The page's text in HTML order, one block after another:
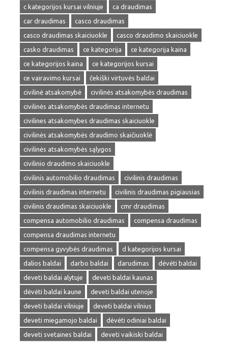
c kategorijos kursai vilniuje
ca draudimas
car draudimas
casco draudimas
casco draudimas skaiciuokle
casco draudimo skaiciuokle
casko draudimas
ce kategorija
ce kategorija kaina
ce kategorijos kaina
ce kategorijos kursai
ce vairavimo kursai
čekiški virtuvės baldai
civilinė atsakomybė
civilinės atsakomybės draudimas
civilinės atsakomybės draudimas internetu
civilines atsakomybes draudimas skaiciuokle
civilinės atsakomybės draudimo skaičiuoklė
civilinės atsakomybės sąlygos
civilinio draudimo skaiciuokle
civilinis automobilio draudimas
civilinis draudimas
civilinis draudimas internetu
civilinis draudimas pigiausias
civilinis draudimas skaiciuokle
cmr draudimas
compensa automobilio draudimas
compensa draudimas
compensa draudimas internetu
compensa gyvybės draudimas
d kategorijos kursai
dalios baldai
darbo baldai darudimas
dėvėti baldai
deveti baldai alytuje
deveti baldai kaunas
dėvėti baldai kaune
deveti baldai utenoje
deveti baldai vilniuje
deveti baldai vilnius
deveti miegamojo baldai
dėvėti odiniai baldai
deveti svetaines baldai
deveti vaikiski baldai